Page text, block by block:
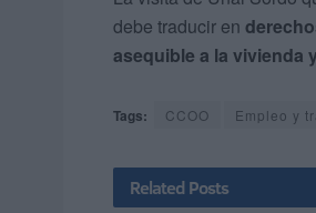
debe traducir en
asequible a la vivienda
Tags: CCOO Empleo y
Related Posts